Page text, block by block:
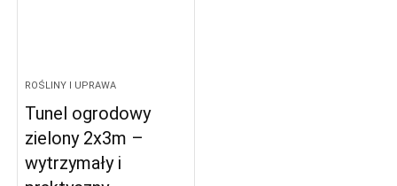
ROŚLINY I UPRAWA
Tunel ogrodowy
zielony 2x3m –
wytrzymały i